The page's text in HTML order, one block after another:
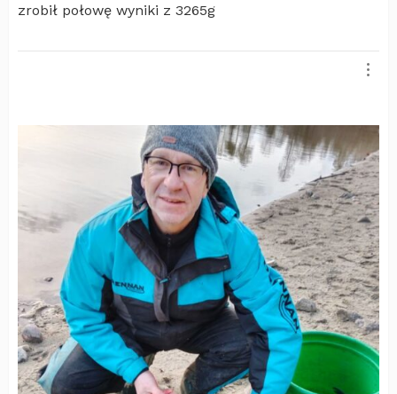
zrobił połowę wyniki z 3265g